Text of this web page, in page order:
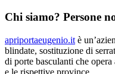
Chi siamo? Persone
apriportaeugenio.it è
blindate, sostituzione di
di porte basculanti che
e le rispettive province.